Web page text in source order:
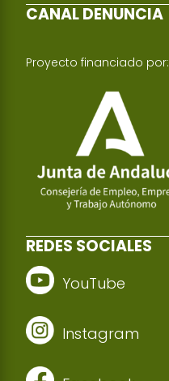
CANAL DENUNCIA
Proyecto financiado por:
REDES SOCIALES
YouTube
Instagram